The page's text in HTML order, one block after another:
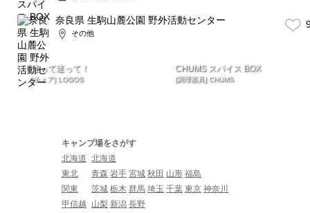
奈良県 生駒山麓公園 野外活動センター
その他
迷って迷って！
[チェア] LOGOS
CHUMS スパイス BOX
[調理器具] CHUMS
キャンプ場をさがす
北海道 北海道
東北
青森 岩手 宮城 秋田 山形 福島
関東
茨城 栃木 群馬 埼玉 千葉 東京 神奈川
甲信越
山梨 新潟 長野